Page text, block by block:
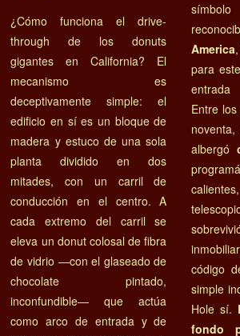
¿Cómo funciona el drive-
through de los donuts
gigantes en California? El
mecanismo es
deceptivamente simple: el
edificio en sí es un bloque de
madera y estuco de una sola
planta dividido en dos
mitades, con un carril de
conducción en el centro. A
cada extremo del carril se
eleva un donut colosal de fibra
de vidrio —con el glaseado de
chocolate pintado,
inconfundible— que actúa
como arco de entrada y de
símbolo
America
para
Entre
albergó
código
simple
Hole sí.
fondo